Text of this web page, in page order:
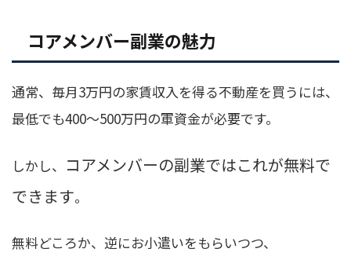
コアメンバー副業の魅力
通常、毎月3万円の家賃収入を得る不動産を買うには、
最低でも400〜500万円の軍資金が必要です。
しかし、 コアメンバーの副業ではこれが無料で
できます。
無料どころか、逆にお小遣いをもらいつつ、